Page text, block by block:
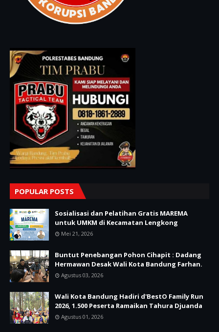
POPULAR POSTS
Sosialisasi dan Pelatihan Gratis MAREMA
untuk UMKM di Kecamatan Lengkong
Mei 21, 2026
Buntut Penebangan Pohon Cihapit : Dadang
Hermawan Desak Wali Kota Bandung Farhan.
Agustus 03, 2026
Wali Kota Bandung Hadiri d'BestO Family Run
2026, 1.500 Peserta Ramaikan Tahura Djuanda
Agustus 01, 2026